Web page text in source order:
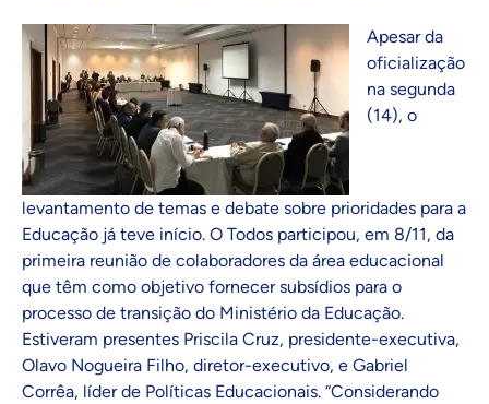
Apesar da
oficialização
na segunda
(14), o
levantamento de temas e debate sobre prioridades para a
Educação já teve início. O Todos participou, em 8/11, da
primeira reunião de colaboradores da área educacional
que têm como objetivo fornecer subsídios para o
processo de transição do Ministério da Educação.
Estiveram presentes Priscila Cruz, presidente-executiva,
Olavo Nogueira Filho, diretor-executivo, e Gabriel
Corrêa, líder de Políticas Educacionais. “Considerando